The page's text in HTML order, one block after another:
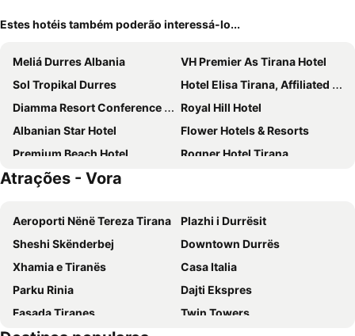
Estes hotéis também poderão interessá-lo...
Meliá Durres Albania
VH Premier As Tirana Hotel
Sol Tropikal Durres
Hotel Elisa Tirana, Affiliated by Meliá
Diamma Resort Conference & Spa
Royal Hill Hotel
Albanian Star Hotel
Flower Hotels & Resorts
Premium Beach Hotel
Rogner Hotel Tirana
Hilton Garden Inn Tirana
Hotel Edart
Royal G & Spa
Best Western Premier Ark Hotel
Empire Hotel
New W Hotel
Vila Ada Hotel
Mövenpick Hotel Lalez Durres
Amara Hotel & SPA
Grand Duka Hotel & Spa
Blue Sky
Atrações - Vora
Aeroporti Nënë Tereza Tirana
Plazhi i Durrësit
Sheshi Skënderbej
Downtown Durrës
Xhamia e Tiranës
Casa Italia
Parku Rinia
Dajti Ekspres
Fasada Tiranes
Twin Towers